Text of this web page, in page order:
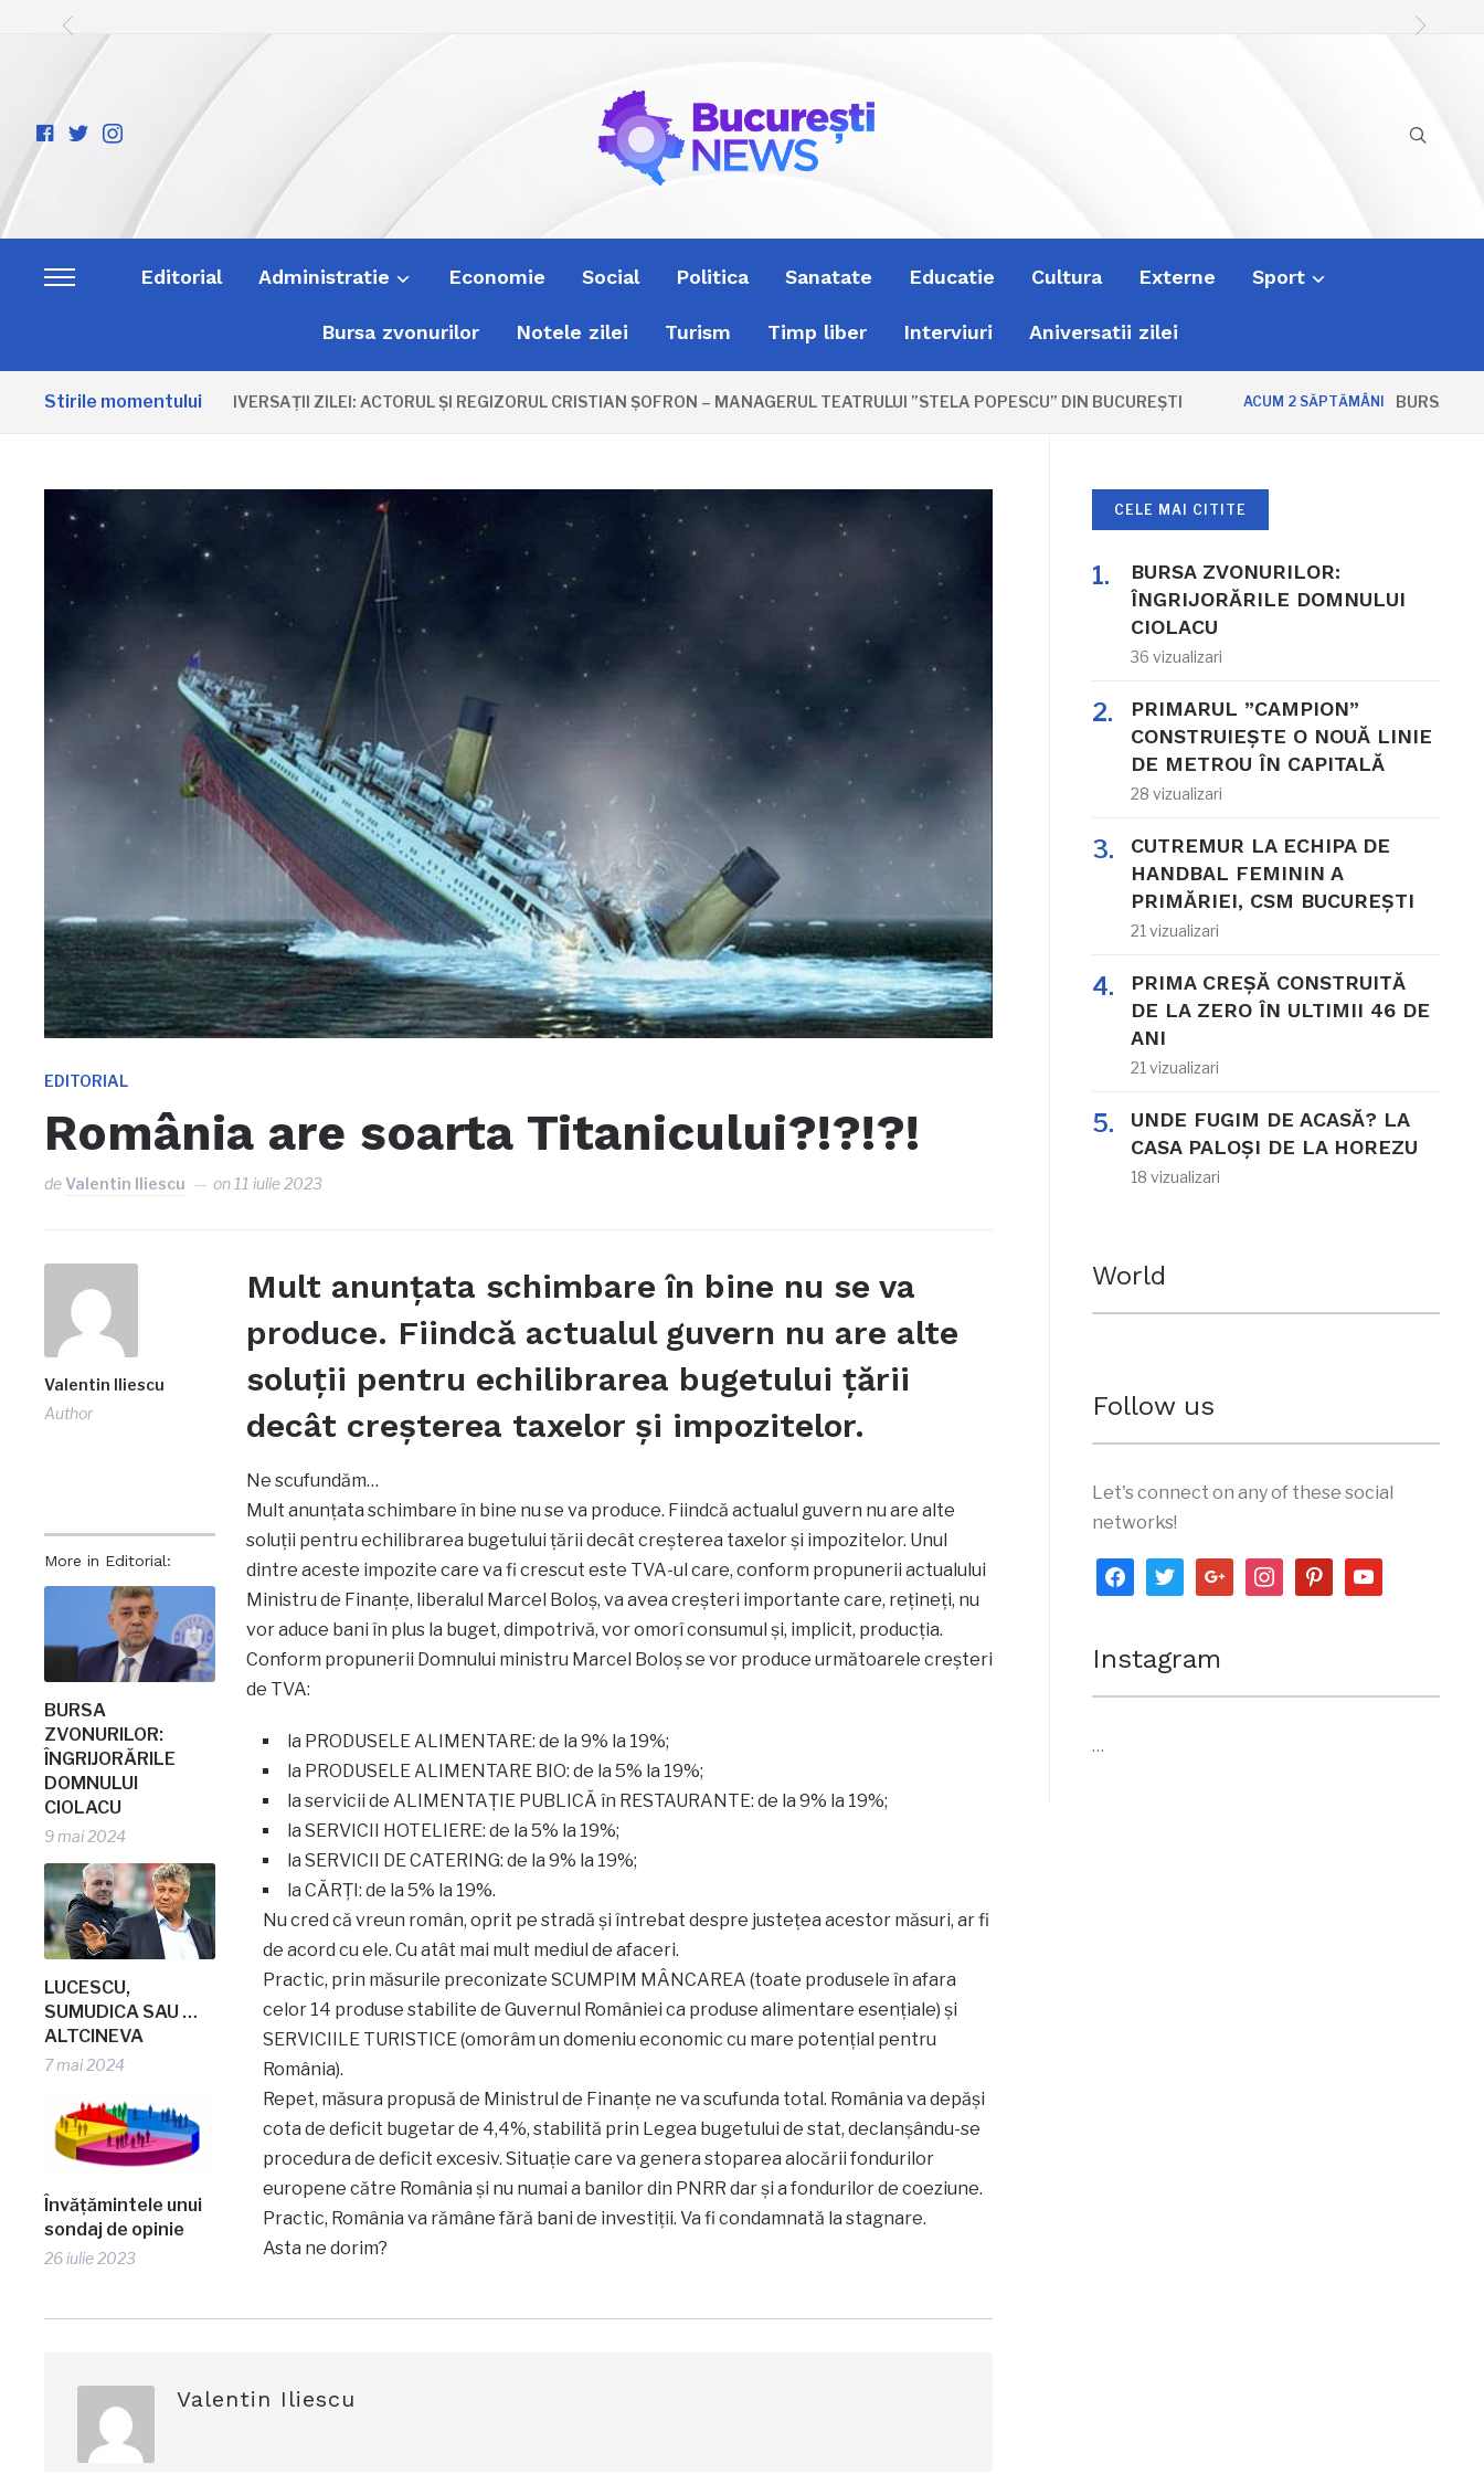
facebook-
official
twitterinstagram
Toggle
Editorial Administratie Economie Social Politica Sanatate Educatie Cultura Externe Sport
Bursa zvonurilor Notele zilei Turism Timp liber Interviuri Aniversatii zilei
Stirile momentuluiANIVERSAȚII ZILEI: ACTORUL ȘI REGIZORUL CRISTIAN ȘOFRON – MANAGERUL TEATRULUI ”STELA POPESCU” DIN BUCUREȘTI ACUM 2 SĂPTĂMÂNI BURSA
EDITORIAL
România are soarta Titanicului?!?!?!
deValentin Iliescu on 11 iulie 2023
Valentin Iliescu
Author
More in Editorial:
BURSA
ZVONURILOR:
ÎNGRIJORĂRILE
DOMNULUI
CIOLACU
9 mai 2024
LUCESCU,
SUMUDICA SAU …
ALTCINEVA
7 mai 2024
Învățămintele unui
sondaj de opinie
26 iulie 2023
Mult anunțata schimbare în bine nu se va
produce. Fiindcă actualul guvern nu are alte
soluții pentru echilibrarea bugetului țării
decât creșterea taxelor și impozitelor.
Ne scufundăm…
Mult anunțata schimbare în bine nu se va produce. Fiindcă actualul guvern nu are alte
soluții pentru echilibrarea bugetului țării decât creșterea taxelor și impozitelor. Unul
dintre aceste impozite care va fi crescut este TVA-ul care, conform propunerii actualului
Ministru de Finanțe, liberalul Marcel Boloș, va avea creșteri importante care, rețineți, nu
vor aduce bani în plus la buget, dimpotrivă, vor omorî consumul și, implicit, producția.
Conform propunerii Domnului ministru Marcel Boloș se vor produce următoarele creșteri
de TVA:
la PRODUSELE ALIMENTARE: de la 9% la 19%;
la PRODUSELE ALIMENTARE BIO: de la 5% la 19%;
la servicii de ALIMENTAȚIE PUBLICĂ în RESTAURANTE: de la 9% la 19%;
la SERVICII HOTELIERE: de la 5% la 19%;
la SERVICII DE CATERING: de la 9% la 19%;
la CĂRȚI: de la 5% la 19%.
Nu cred că vreun român, oprit pe stradă și întrebat despre justețea acestor măsuri, ar fi
de acord cu ele. Cu atât mai mult mediul de afaceri.
Practic, prin măsurile preconizate SCUMPIM MÂNCAREA (toate produsele în afara
celor 14 produse stabilite de Guvernul României ca produse alimentare esențiale) și
SERVICIILE TURISTICE (omorâm un domeniu economic cu mare potențial pentru
România).
Repet, măsura propusă de Ministrul de Finanțe ne va scufunda total. România va depăși
cota de deficit bugetar de 4,4%, stabilită prin Legea bugetului de stat, declanșându-se
procedura de deficit excesiv. Situație care va genera stoparea alocării fondurilor
europene către România și nu numai a banilor din PNRR dar și a fondurilor de coeziune.
Practic, România va rămâne fără bani de investiții. Va fi condamnată la stagnare.
Asta ne dorim?
Valentin Iliescu
CELE MAI CITITE
BURSA ZVONURILOR:
ÎNGRIJORĂRILE DOMNULUI
CIOLACU
36 vizualizari
PRIMARUL ”CAMPION”
CONSTRUIEȘTE O NOUĂ LINIE
DE METROU ÎN CAPITALĂ
28 vizualizari
CUTREMUR LA ECHIPA DE
HANDBAL FEMININ A
PRIMĂRIEI, CSM BUCUREȘTI
21 vizualizari
PRIMA CREȘĂ CONSTRUITĂ
DE LA ZERO ÎN ULTIMII 46 DE
ANI
21 vizualizari
UNDE FUGIM DE ACASĂ? LA
CASA PALOȘI DE LA HOREZU
18 vizualizari
World
Follow us
Let's connect on any of these social
networks!
facebooktwittergoogle instagrampinterestyoutube
Instagram
…